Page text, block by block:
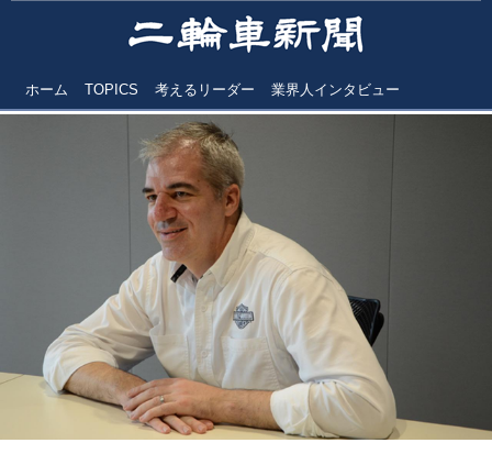
ホーム TOPICS 考えるリーダー 業界人インタビュー